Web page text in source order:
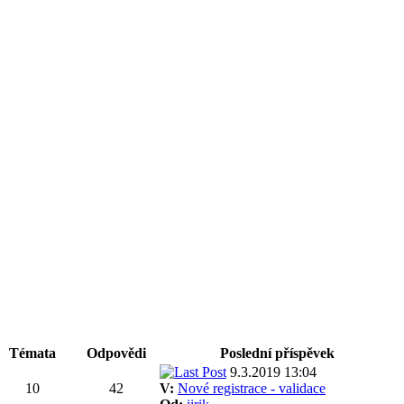
Témata Odpovědi Poslední příspěvek
10 42
9.3.2019 13:04
V: Nové registrace - validace